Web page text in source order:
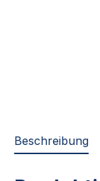
Beschreibung